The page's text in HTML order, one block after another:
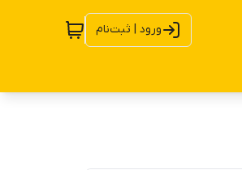
ورود | ثبت‌نام